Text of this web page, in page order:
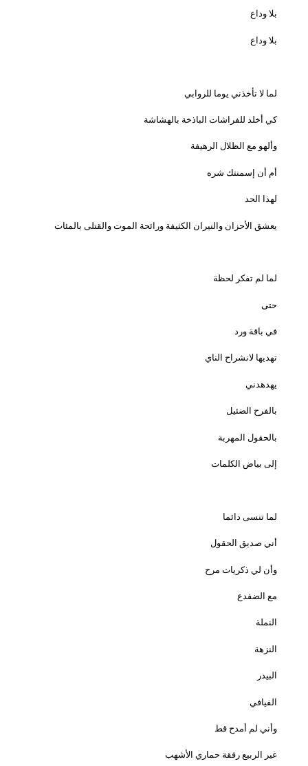
بلا وداع
بلا وداع
لما لا تأخذني يوما للروابي
كي أخلد للفراشات الباذخة بالهشاشة
وألهو مع الظلال الرهيفة
أم أن إسمنتك شره
لهذا الحد
يعشق الأحزان والنيران الكثيفة ورائحة الموت والقتلى بالمئات
لما لم تفكر لحظة
حتى
في باقة ورد
تهديها لانشراح الناي
يهدهدني
بالفرح الضئيل
بالحقول المهربة
إلى بياض الكلمات
لما تنسى دائما
أني صديق الحقول
وأن لي ذكريات مرح
مع الضفدع
النملة
النزهة
البيدر
الفيافي
وأني لم أمدح قط
غير الربيع رفقة حماري الأشهب